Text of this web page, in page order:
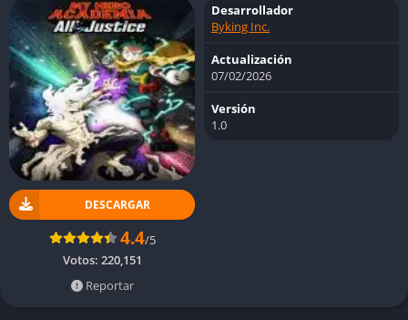
DESCARGAR
4.4/5
Votos: 220,151
Reportar
Desarrollador
Byking Inc.
Actualización
07/02/2026
Versión
1.0